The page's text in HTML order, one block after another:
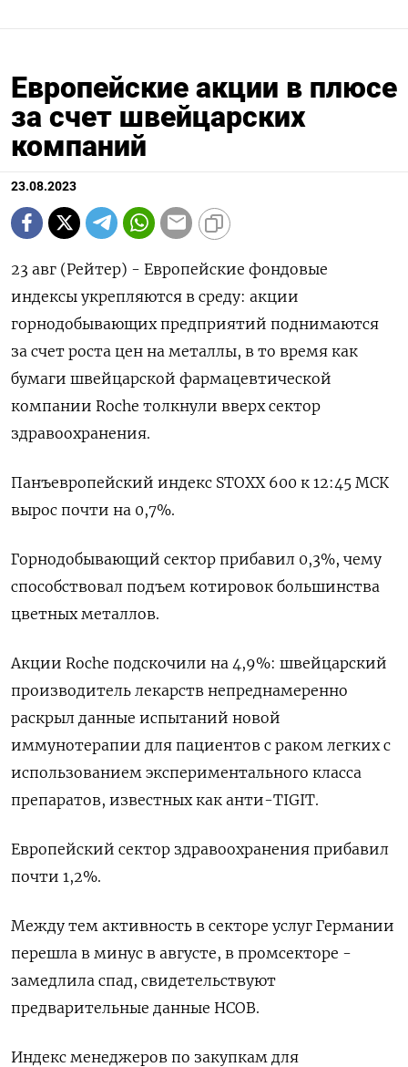
Европейские акции в плюсе
за счет швейцарских
компаний
23.08.2023
23 авг (Рейтер) - Европейские фондовые
индексы укрепляются в среду: акции
горнодобывающих предприятий поднимаются
за счет роста цен на металлы, в то время как
бумаги швейцарской фармацевтической
компании Roche толкнули вверх сектор
здравоохранения.
Панъевропейский индекс STOXX 600 к 12:45 МСК
вырос почти на 0,7%.
Горнодобывающий сектор прибавил 0,3%, чему
способствовал подъем котировок большинства
цветных металлов.
Акции Roche подскочили на 4,9%: швейцарский
производитель лекарств непреднамеренно
раскрыл данные испытаний новой
иммунотерапии для пациентов с раком легких с
использованием экспериментального класса
препаратов, известных как анти-TIGIT.
Европейский сектор здравоохранения прибавил
почти 1,2%.
Между тем активность в секторе услуг Германии
перешла в минус в августе, в промсекторе -
замедлила спад, свидетельствуют
предварительные данные HCOB.
Индекс менеджеров по закупкам для